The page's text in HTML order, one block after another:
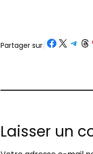
Partager sur/ Partager sur Facebook
Partager sur X Partager sur
Laisser un